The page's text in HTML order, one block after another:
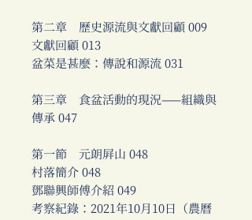
第二章 歷史源流與文獻回顧 009
文獻回顧 013
盆菜是甚麼：傳說和源流 031
第三章 食盆活動的現況——組織與
傳承 047
第一節 元朗屏山 048
村落簡介 048
鄧聯興師傅介紹 049
考察紀錄：2021年10月10日（農曆